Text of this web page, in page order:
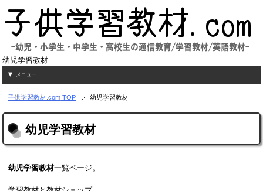
幼児学習教材
メニュー
子供学習教材.com TOP 幼児学習教材
幼児学習教材
幼児学習教材一覧ページ。